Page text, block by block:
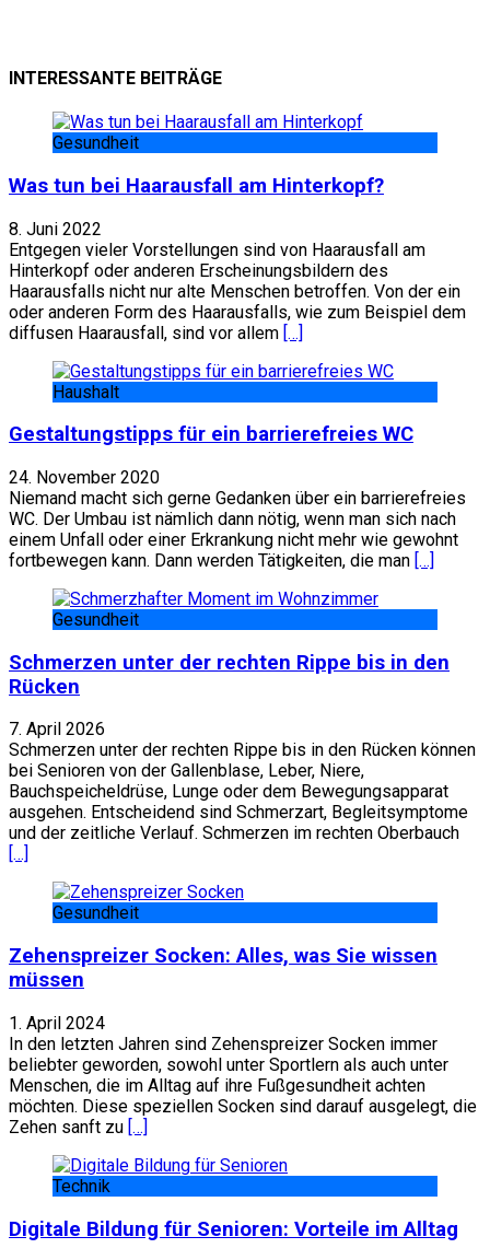
INTERESSANTE BEITRÄGE
Gesundheit
Was tun bei Haarausfall am Hinterkopf?
8. Juni 2022
Entgegen vieler Vorstellungen sind von Haarausfall am
Hinterkopf oder anderen Erscheinungsbildern des
Haarausfalls nicht nur alte Menschen betroffen. Von der ein
oder anderen Form des Haarausfalls, wie zum Beispiel dem
diffusen Haarausfall, sind vor allem […]
Haushalt
Gestaltungstipps für ein barrierefreies WC
24. November 2020
Niemand macht sich gerne Gedanken über ein barrierefreies
WC. Der Umbau ist nämlich dann nötig, wenn man sich nach
einem Unfall oder einer Erkrankung nicht mehr wie gewohnt
fortbewegen kann. Dann werden Tätigkeiten, die man […]
Gesundheit
Schmerzen unter der rechten Rippe bis in den
Rücken
7. April 2026
Schmerzen unter der rechten Rippe bis in den Rücken können
bei Senioren von der Gallenblase, Leber, Niere,
Bauchspeicheldrüse, Lunge oder dem Bewegungsapparat
ausgehen. Entscheidend sind Schmerzart, Begleitsymptome
und der zeitliche Verlauf. Schmerzen im rechten Oberbauch
[…]
Gesundheit
Zehenspreizer Socken: Alles, was Sie wissen
müssen
1. April 2024
In den letzten Jahren sind Zehenspreizer Socken immer
beliebter geworden, sowohl unter Sportlern als auch unter
Menschen, die im Alltag auf ihre Fußgesundheit achten
möchten. Diese speziellen Socken sind darauf ausgelegt, die
Zehen sanft zu […]
Technik
Digitale Bildung für Senioren: Vorteile im Alltag